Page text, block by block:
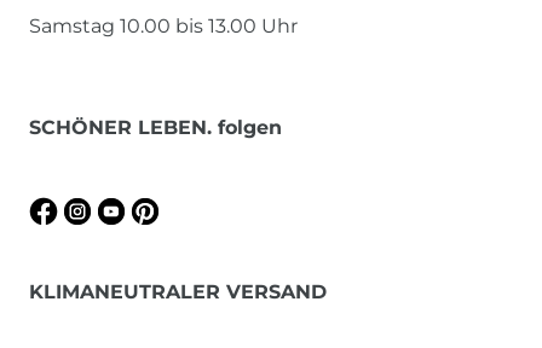
Samstag 10.00 bis 13.00 Uhr
SCHÖNER LEBEN. folgen
KLIMANEUTRALER VERSAND